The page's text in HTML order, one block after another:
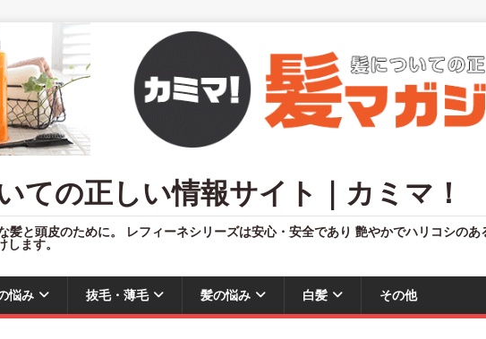
ての正しい情報サイト｜カミマ！
髪と頭皮のために。 レフィーネシリーズは安心・安全であり 艶やかでハリコシの
ます。
悩み 抜毛・薄毛 髪の悩み 白髪 その他